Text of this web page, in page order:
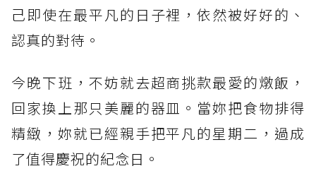
己即使在最平凡的日子裡，依然被好好的、
認真的對待。
今晚下班，不妨就去超商挑款最愛的燉飯，
回家換上那只美麗的器皿。當妳把食物排得
精緻，妳就已經親手把平凡的星期二，過成
了值得慶祝的紀念日。